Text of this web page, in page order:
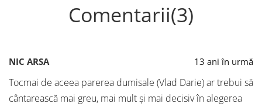
Comentarii(3)
NIC ARSA 13 ani în urmă
Tocmai de aceea parerea dumisale (Vlad Darie) ar trebui să
cântarească mai greu, mai mult și mai decisiv în alegerea